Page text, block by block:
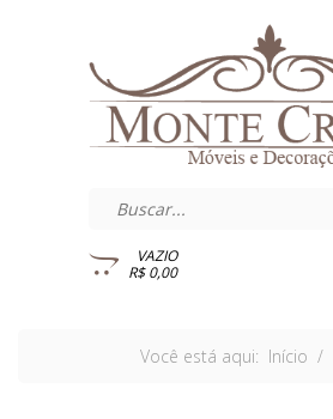
VAZIO
R$ 0,00
Você está aqui: Início